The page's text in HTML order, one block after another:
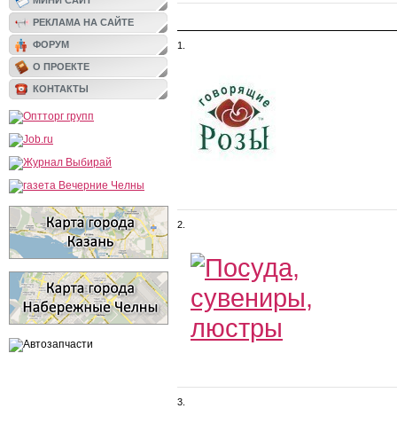
РЕКЛАМА НА САЙТЕ
ФОРУМ
О ПРОЕКТЕ
КОНТАКТЫ
1.
2.
3.